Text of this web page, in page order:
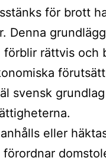
för brott
Denna
förblir rättvis och
svensk
eller